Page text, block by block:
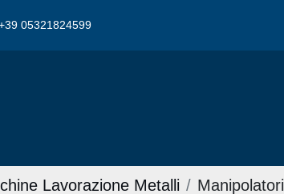
05321824599
Lavorazione Metalli Manipolatori